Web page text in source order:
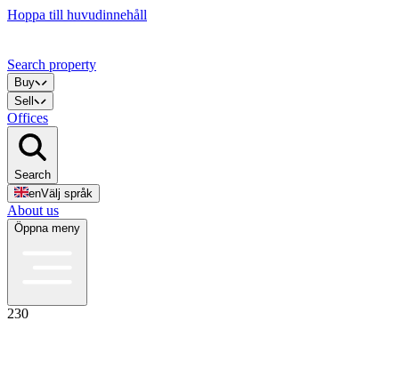
Hoppa till huvudinnehåll
Search property
Buy
Sell
Offices
Search
enVälj språk
About us
Öppna meny
230